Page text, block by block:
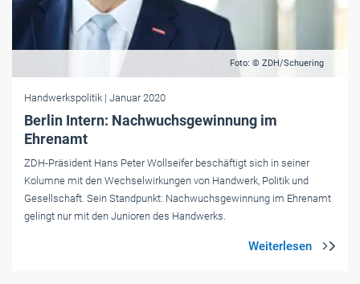
Foto: © ZDH/Schuering
Handwerkspolitik | Januar 2020
Berlin Intern: Nachwuchsgewinnung im
Ehrenamt
ZDH-Präsident Hans Peter Wollseifer beschäftigt sich in seiner
Kolumne mit den Wechselwirkungen von Handwerk, Politik und
Gesellschaft. Sein Standpunkt: Nachwuchsgewinnung im Ehrenamt
gelingt nur mit den Junioren des Handwerks.